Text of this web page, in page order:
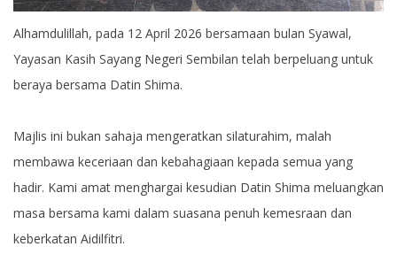
Alhamdulillah, pada 12 April 2026 bersamaan bulan Syawal,
Yayasan Kasih Sayang Negeri Sembilan telah berpeluang untuk
beraya bersama Datin Shima.
Majlis ini bukan sahaja mengeratkan silaturahim, malah
membawa keceriaan dan kebahagiaan kepada semua yang
hadir. Kami amat menghargai kesudian Datin Shima meluangkan
masa bersama kami dalam suasana penuh kemesraan dan
keberkatan Aidilfitri.